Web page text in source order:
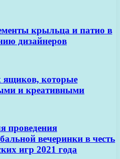
крыльца и патио в
дизайнеров
ящиков, которые
и креативными
проведения
вечеринки в честь
игр 2021 года